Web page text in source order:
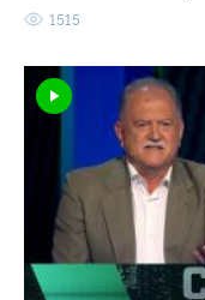
1515